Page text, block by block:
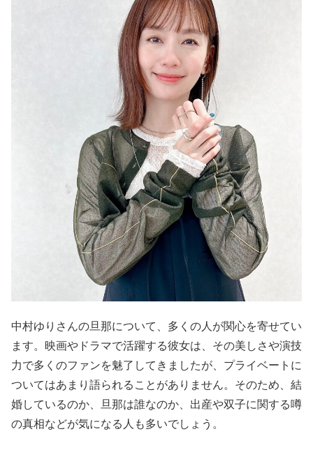
中村ゆりさんの旦那について、多くの人が関心を寄せてい
ます。映画やドラマで活躍する彼女は、その美しさや演技
力で多くのファンを魅了してきましたが、プライベートに
ついてはあまり語られることがありません。そのため、結
婚しているのか、旦那は誰なのか、出産や双子に関する噂
の真相などが気になる人も多いでしょう。